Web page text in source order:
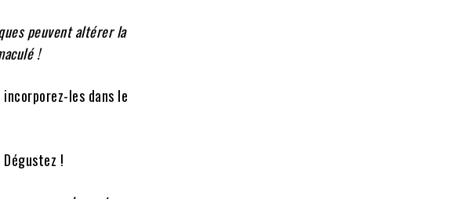
peuvent altérer la
!
les dans le
!